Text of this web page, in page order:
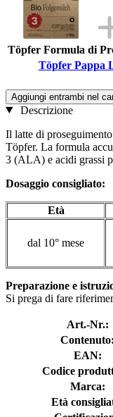
Töpfer Formula di
Töpfer Pappa
Aggiungi entrambi nel
Descrizione
Il latte di
Töpfer. La formula
3 (ALA) e acidi grassi
Dosaggio consigliato:
Età
dal 10° mese
Preparazione e
Si prega di fare
Art.-Nr.:
Contenuto:
EAN:
Codice
Marca:
Età